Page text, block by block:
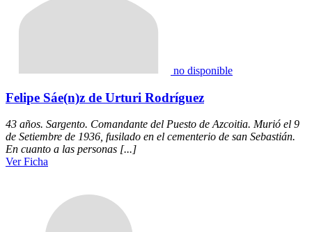
no disponible
Felipe Sáe(n)z de Urturi Rodríguez
43 años. Sargento. Comandante del Puesto de Azcoitia. Murió el 9
de Setiembre de 1936, fusilado en el cementerio de san Sebastián.
En cuanto a las personas [...]
Ver Ficha